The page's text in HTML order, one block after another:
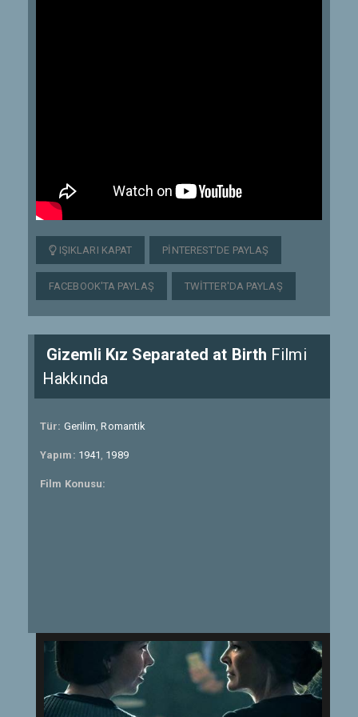
IŞIKLARI KAPAT PINTEREST'DE PAYLAŞ
FACEBOOK'TA PAYLAŞ TWITTER'DA PAYLAŞ
Gizemli Kız Separated at Birth Filmi
Hakkında
Tür: Gerilim,Romantik
Yapım: 1941 , 1989
Film Konusu: